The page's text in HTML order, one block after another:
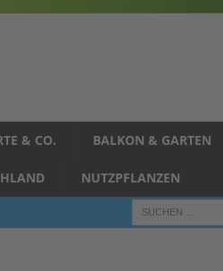
& CO. BALKON & GARTEN
NUTZPFLANZEN